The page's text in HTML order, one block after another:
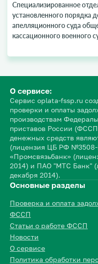
Специализированное
установленного порядка
апелляционного суда
кассационного военного
О сервисе:
Сервис oplata-fssp.ru
проверки и оплаты
производствам
приставов России
денежных средств
(лицензия ЦБ РФ №3508-
«Промсвязьбанк»
2014) и ПАО "МТС Банк"
декабря 2014).
Основные разделы
Проверка и оплата
ФССП
Статьи о работе ФССП
Новости
О сервисе
Политика обработки